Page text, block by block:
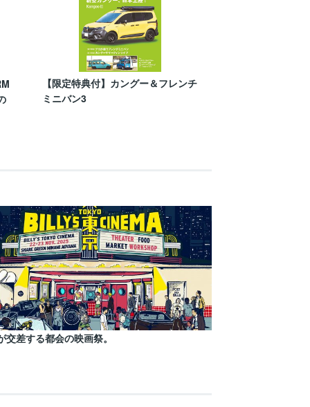
【限定特典付】カングー＆フレンチ
ミニバン3
交差する都会の映画祭。